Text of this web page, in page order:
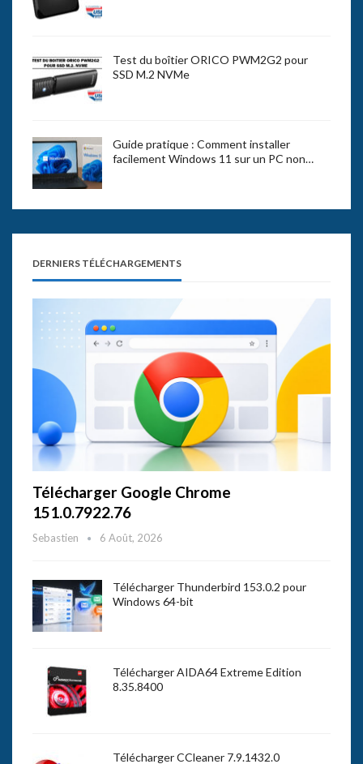
Test du boîtier ORICO PWM2G2 pour
SSD M.2 NVMe
Guide pratique : Comment installer
facilement Windows 11 sur un PC non…
DERNIERS TÉLÉCHARGEMENTS
Télécharger Google Chrome
151.0.7922.76
Sebastien 6 Août, 2026
Télécharger Thunderbird 153.0.2 pour
Windows 64-bit
Télécharger AIDA64 Extreme Edition
8.35.8400
Télécharger CCleaner 7.9.1432.0